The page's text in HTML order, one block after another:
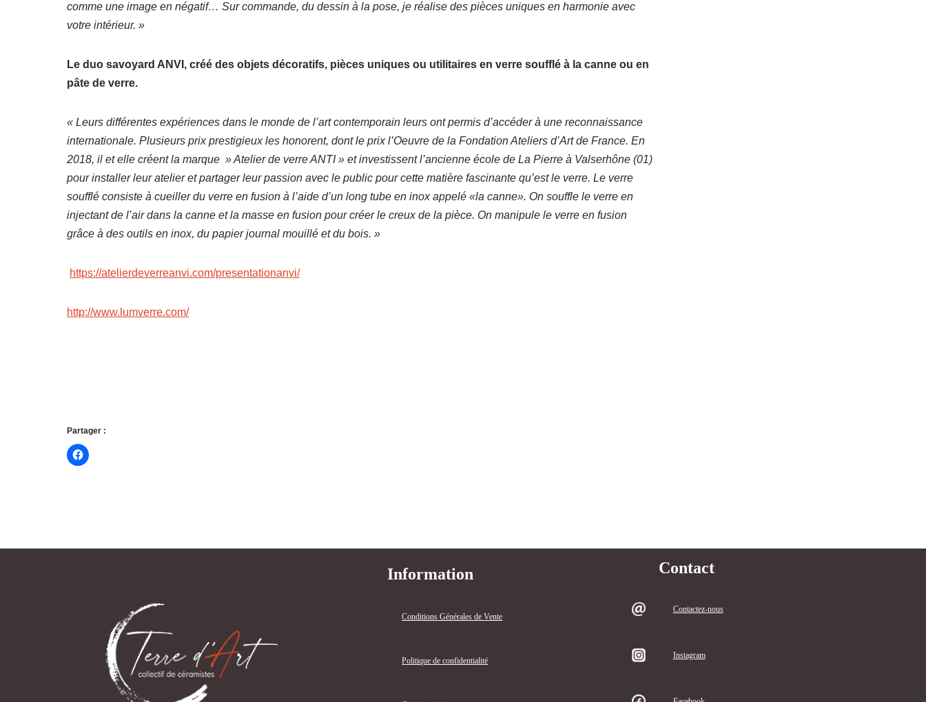
comme une image en négatif… Sur commande, du dessin à la pose, je réalise des pièces uniques en harmonie avec
votre intérieur. »
Le duo savoyard ANVI, créé des objets décoratifs, pièces uniques ou utilitaires en verre soufflé à la canne ou en
pâte de verre.
« Leurs différentes expériences dans le monde de l’art contemporain leurs ont permis d’accéder à une reconnaissance
internationale. Plusieurs prix prestigieux les honorent, dont le prix l’Oeuvre de la Fondation Ateliers d’Art de France. En
2018, il et elle créent la marque » Atelier de verre ANTI » et investissent l’ancienne école de La Pierre à Valserhône (01)
pour installer leur atelier et partager leur passion avec le public pour cette matière fascinante qu’est le verre. Le verre
soufflé consiste à cueiller du verre en fusion à l’aide d’un long tube en inox appelé «la canne». On souffle le verre en
injectant de l’air dans la canne et la masse en fusion pour créer le creux de la pièce. On manipule le verre en fusion
grâce à des outils en inox, du papier journal mouillé et du bois. »
https://atelierdeverreanvi.com/presentationanvi/
http://www.lumverre.com/
Partager :
Information
Conditions Générales de Vente
Politique de confidentialité
Contact
Contactez-nous
Instagram